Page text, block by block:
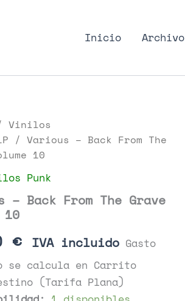
Inicio Archivo
Vinilos
/ Various – Back From The
10
Punk
– Back From The Grave
10
€ IVA incluido Gasto
se calcula en Carrito
(Tarifa Plana)